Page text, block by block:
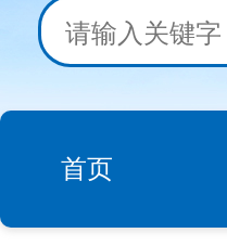
首页